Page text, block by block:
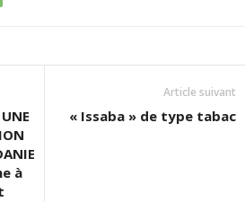
à
Article suivant
« Issaba » de type tabac